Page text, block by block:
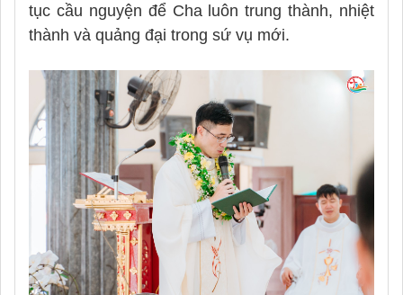
tục cầu nguyện để Cha luôn trung thành, nhiệt
thành và quảng đại trong sứ vụ mới.